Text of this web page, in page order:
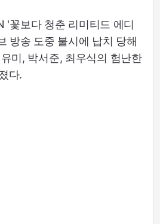
'꽃보다 청춘 리미티드 에디
방송 도중 불시에 납치 당해
미, 박서준, 최우식의 험난한
다.